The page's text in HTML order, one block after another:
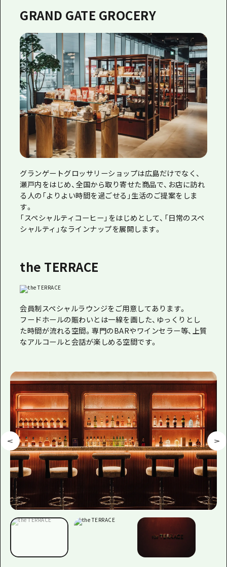
GRAND GATE GROCERY
グランゲートグロッサリーショップは広島だけでなく、
瀬戸内をはじめ、全国から取り寄せた商品で、お店に訪れ
る人の「よりよい時間を過ごせる」生活のご提案をしま
す。
「スペシャルティコーヒー」をはじめとして、「日常のスペ
シャルティ」なラインナップを展開します。
the TERRACE
会員制スペシャルラウンジをご用意してあります。
フードホールの賑わいとは一線を画した、ゆっくりとし
た時間が流れる空間。専⾨のBARやワインセラー等、上質
なアルコールと会話が楽しめる空間です。